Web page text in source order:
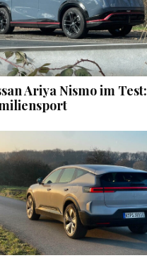
Ariya Nismo im Test: